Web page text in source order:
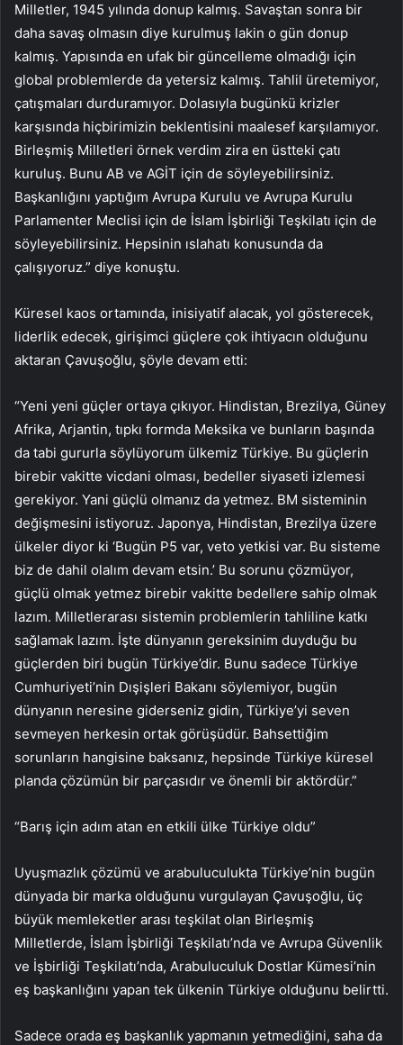
Milletler, 1945 yılında donup kalmış. Savaştan sonra bir
daha savaş olmasın diye kurulmuş lakin o gün donup
kalmış. Yapısında en ufak bir güncelleme olmadığı için
global problemlerde da yetersiz kalmış. Tahlil üretemiyor,
çatışmaları durduramıyor. Dolasıyla bugünkü krizler
karşısında hiçbirimizin beklentisini maalesef karşılamıyor.
Birleşmiş Milletleri örnek verdim zira en üstteki çatı
kuruluş. Bunu AB ve AGİT için de söyleyebilirsiniz.
Başkanlığını yaptığım Avrupa Kurulu ve Avrupa Kurulu
Parlamenter Meclisi için de İslam İşbirliği Teşkilatı için de
söyleyebilirsiniz. Hepsinin ıslahatı konusunda da
çalışıyoruz.” diye konuştu.
Küresel kaos ortamında, inisiyatif alacak, yol gösterecek,
liderlik edecek, girişimci güçlere çok ihtiyacın olduğunu
aktaran Çavuşoğlu, şöyle devam etti:
“Yeni yeni güçler ortaya çıkıyor. Hindistan, Brezilya, Güney
Afrika, Arjantin, tıpkı formda Meksika ve bunların başında
da tabi gururla söylüyorum ülkemiz Türkiye. Bu güçlerin
birebir vakitte vicdani olması, bedeller siyaseti izlemesi
gerekiyor. Yani güçlü olmanız da yetmez. BM sisteminin
değişmesini istiyoruz. Japonya, Hindistan, Brezilya üzere
ülkeler diyor ki ‘Bugün P5 var, veto yetkisi var. Bu sisteme
biz de dahil olalım devam etsin.’ Bu sorunu çözmüyor,
güçlü olmak yetmez birebir vakitte bedellere sahip olmak
lazım. Milletlerarası sistemin problemlerin tahliline katkı
sağlamak lazım. İşte dünyanın gereksinim duyduğu bu
güçlerden biri bugün Türkiye’dir. Bunu sadece Türkiye
Cumhuriyeti’nin Dışişleri Bakanı söylemiyor, bugün
dünyanın neresine giderseniz gidin, Türkiye’yi seven
sevmeyen herkesin ortak görüşüdür. Bahsettiğim
sorunların hangisine baksanız, hepsinde Türkiye küresel
planda çözümün bir parçasıdır ve önemli bir aktördür.”
“Barış için adım atan en etkili ülke Türkiye oldu”
Uyuşmazlık çözümü ve arabuluculukta Türkiye’nin bugün
dünyada bir marka olduğunu vurgulayan Çavuşoğlu, üç
büyük memleketler arası teşkilat olan Birleşmiş
Milletlerde, İslam İşbirliği Teşkilatı’nda ve Avrupa Güvenlik
ve İşbirliği Teşkilatı’nda, Arabuluculuk Dostlar Kümesi’nin
eş başkanlığını yapan tek ülkenin Türkiye olduğunu belirtti.
Sadece orada eş başkanlık yapmanın yetmediğini, saha da